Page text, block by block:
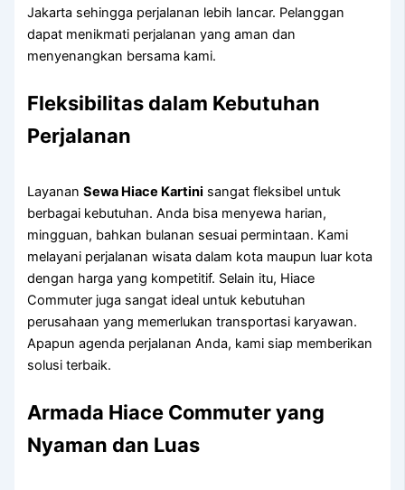
Jakarta sehingga perjalanan lebih lancar. Pelanggan
dapat menikmati perjalanan yang aman dan
menyenangkan bersama kami.
Fleksibilitas dalam Kebutuhan
Perjalanan
LayananSewa Hiace Kartini sangat fleksibel untuk
berbagai kebutuhan. Anda bisa menyewa harian,
mingguan, bahkan bulanan sesuai permintaan. Kami
melayani perjalanan wisata dalam kota maupun luar kota
dengan harga yang kompetitif. Selain itu, Hiace
Commuter juga sangat ideal untuk kebutuhan
perusahaan yang memerlukan transportasi karyawan.
Apapun agenda perjalanan Anda, kami siap memberikan
solusi terbaik.
Armada Hiace Commuter yang
Nyaman dan Luas